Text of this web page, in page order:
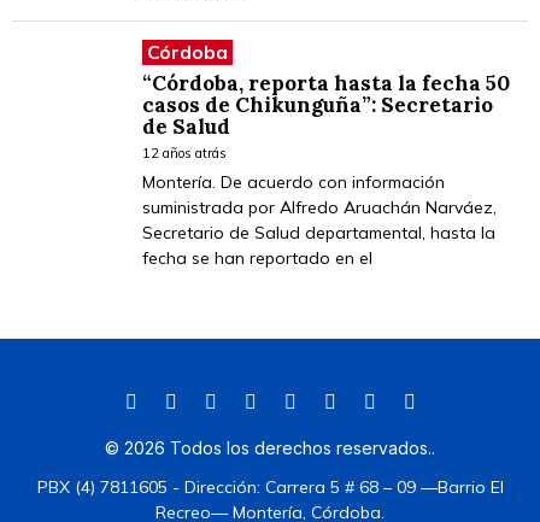
Córdoba
“Córdoba, reporta hasta la fecha 50
casos de Chikunguña”: Secretario
de Salud
12 años atrás
Montería. De acuerdo con información
suministrada por Alfredo Aruachán Narváez,
Secretario de Salud departamental, hasta la
fecha se han reportado en el
© 2026 Todos los derechos reservados..
PBX (4) 7811605 - Dirección: Carrera 5 # 68 – 09 —Barrio El
Recreo— Montería, Córdoba.